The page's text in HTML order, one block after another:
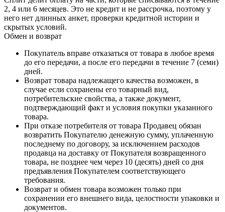
2, 4 или 6 месяцев. Это не кредит и не рассрочка, поэтому у
него нет длинных анкет, проверки кредитной истории и
скрытых условий.
Обмен и возврат
Покупатель вправе отказаться от товара в любое время
до его передачи, а после его передачи в течение 7 (семи)
дней.
Возврат товара надлежащего качества возможен, в
случае если сохранены его товарный вид,
потребительские свойства, а также документ,
подтверждающий факт и условия покупки указанного
товара.
При отказе потребителя от товара Продавец обязан
возвратить Покупателю денежную сумму, уплаченную
последнему по договору, за исключением расходов
продавца на доставку от Покупателя возвращенного
товара, не позднее чем через 10 (десять) дней со дня
предъявления Покупателем соответствующего
требования.
Возврат и обмен товара возможен только при
сохранении его внешнего вида, целостности упаковки и
документов.